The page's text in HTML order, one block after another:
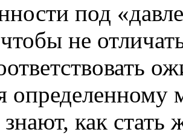
под
чтобы не
как стать